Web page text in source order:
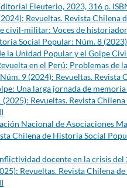
Eleuterio, 2023, 316 p.
Revueltas. Revista Chilena
civil-militar: Voces de
Social Popular: Núm. 8
la Unidad Popular y el Golpe
en el Perú: Problemas de
9 (2024): Revueltas. Revista
Una larga jornada de
Revueltas. Revista
Nacional de Asociaciones
Chilena de Historia Social
docente en la crisis del
Revueltas. Revista Chilena